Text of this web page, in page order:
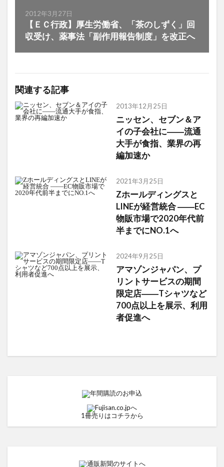
2012年3月27日
【ＥＣ行政】厚生労働省、「茶のしずく」回
収受け、薬事法「副作用報告制度」を改正へ
関連する記事
2013年12月25日
ニッセン、セブン＆ア
イの子会社に――流通
大手が食指、業界の再
編加速か
2021年3月25日
Zホールディングスと
LINEが経営統合 ――EC
物販市場で2020年代前
半までにNO.1へ
2024年9月25日
アマゾンジャパン、プ
リントサービスの期間
限定店――Tシャツなど
700点以上を展示、利用
者促進へ
1冊売りはコチラから